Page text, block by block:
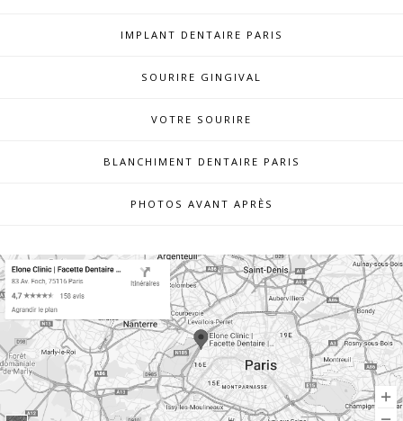
IMPLANT DENTAIRE PARIS
SOURIRE GINGIVAL
VOTRE SOURIRE
BLANCHIMENT DENTAIRE PARIS
PHOTOS AVANT APRÈS